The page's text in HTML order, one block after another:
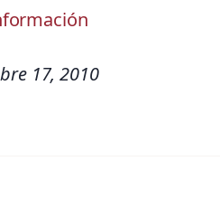
17, 2010